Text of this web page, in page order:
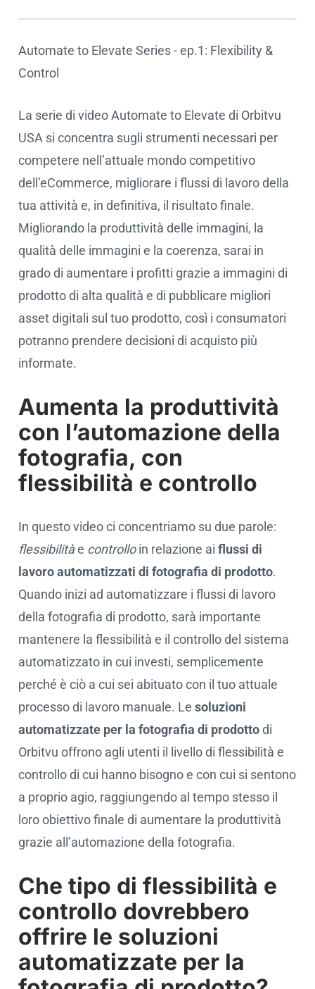
Cookie settings
Automate to Elevate Series - ep.1: Flexibility &
Control
La serie di video Automate to Elevate di Orbitvu
USA si concentra sugli strumenti necessari per
competere nell’attuale mondo competitivo
dell’eCommerce, migliorare i flussi di lavoro della
tua attività e, in definitiva, il risultato finale.
Migliorando la produttività delle immagini, la
qualità delle immagini e la coerenza, sarai in
grado di aumentare i profitti grazie a immagini di
prodotto di alta qualità e di pubblicare migliori
asset digitali sul tuo prodotto, così i consumatori
potranno prendere decisioni di acquisto più
informate.
Aumenta la produttività
con l’automazione della
fotografia, con
flessibilità e controllo
In questo video ci concentriamo su due parole:
flessibilitàe controlloin relazione ai flussi di
lavoro automatizzati di fotografia di prodotto.
Quando inizi ad automatizzare i flussi di lavoro
della fotografia di prodotto, sarà importante
mantenere la flessibilità e il controllo del sistema
automatizzato in cui investi, semplicemente
perché è ciò a cui sei abituato con il tuo attuale
processo di lavoro manuale. Le soluzioni
automatizzate per la fotografia di prodottodi
Orbitvu offrono agli utenti il livello di flessibilità e
controllo di cui hanno bisogno e con cui si sentono
a proprio agio, raggiungendo al tempo stesso il
loro obiettivo finale di aumentare la produttività
grazie all’automazione della fotografia.
Che tipo di flessibilità e
controllo dovrebbero
offrire le soluzioni
automatizzate per la